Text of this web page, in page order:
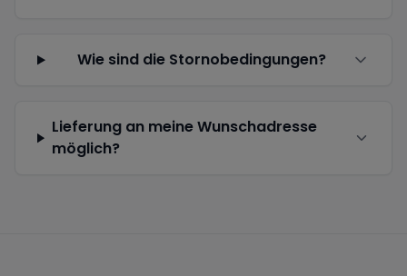
Wie sind die Stornobedingungen?
Lieferung an meine Wunschadresse
möglich?